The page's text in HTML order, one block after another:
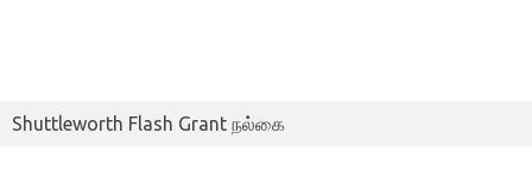
Shuttleworth Flash Grant நல்கை